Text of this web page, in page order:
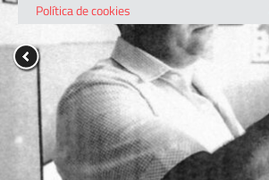
Política de cookies